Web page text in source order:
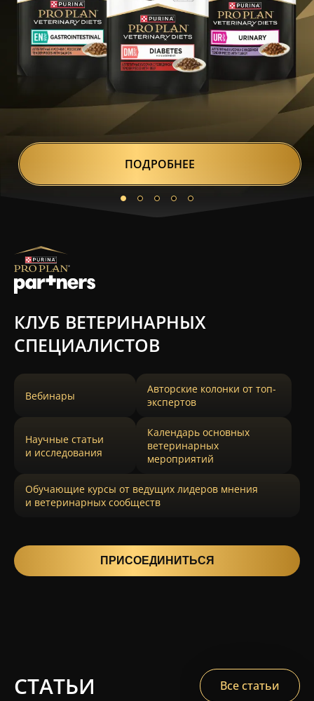
ПОДРОБНЕЕ
КЛУБ ВЕТЕРИНАРНЫХ
СПЕЦИАЛИСТОВ
Вебинары
Авторские колонки от топ-
экспертов
Научные статьи
и исследования
Календарь основных
ветеринарных
мероприятий
Обучающие курсы от ведущих лидеров мнения
и ветеринарных сообществ
ПРИСОЕДИНИТЬСЯ
СТАТЬИ Все статьи